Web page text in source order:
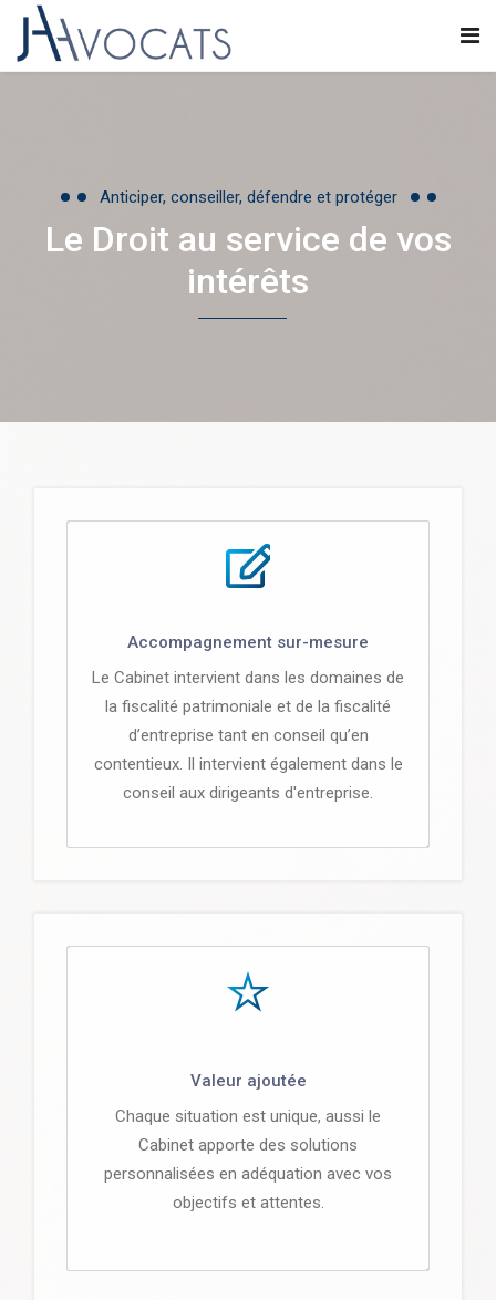
Anticiper, conseiller, défendre et protéger
Le Droit au service de vos
intérêts
Accompagnement sur-mesure
Le Cabinet intervient dans les domaines de
la fiscalité patrimoniale et de la fiscalité
d’entreprise tant en conseil qu’en
contentieux. Il intervient également dans le
conseil aux dirigeants d'entreprise.
Valeur ajoutée
Chaque situation est unique, aussi le
Cabinet apporte des solutions
personnalisées en adéquation avec vos
objectifs et attentes.